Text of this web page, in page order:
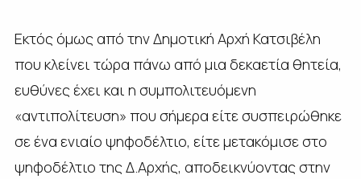
Εκτός όμως από την Δημοτική Αρχή Κατσιβέλη
που κλείνει τώρα πάνω από μια δεκαετία θητεία,
ευθύνες έχει και η συμπολιτευόμενη
«αντιπολίτευση» που σήμερα είτε συσπειρώθηκε
σε ένα ενιαίο ψηφοδέλτιο, είτε μετακόμισε στο
ψηφοδέλτιο της Δ.Αρχής, αποδεικνύοντας στην